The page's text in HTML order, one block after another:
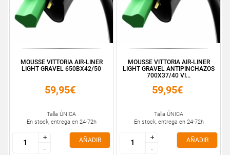
MOUSSE VITTORIA AIR-LINER
LIGHT GRAVEL 650BX42/50
59,95€
Talla ÚNICA
En stock, entrega en 24-72h
+
-
+
-
AÑADIR
MOUSSE VITTORIA AIR-LINER
LIGHT GRAVEL ANTIPINCHAZOS
700X37/40 VI...
59,95€
Talla ÚNICA
En stock, entrega en 24-72h
+
-
+
-
AÑADIR